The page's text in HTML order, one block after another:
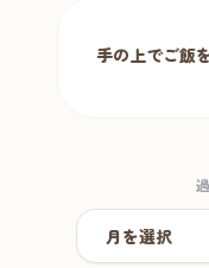
手の上でご飯